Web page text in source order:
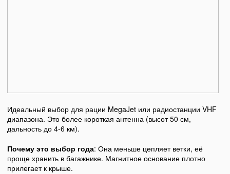
Идеальный выбор для рации MegaJet или радиостанции VHF
диапазона. Это более короткая антенна (высот 50 см,
дальность до 4-6 км).
Почему это выбор года: Она меньше цепляет ветки, её
проще хранить в багажнике. Магнитное основание плотно
прилегает к крыше.